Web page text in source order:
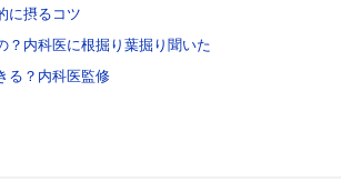
に摂るコツ
？内科医に根掘り葉掘り聞いた
る？内科医監修